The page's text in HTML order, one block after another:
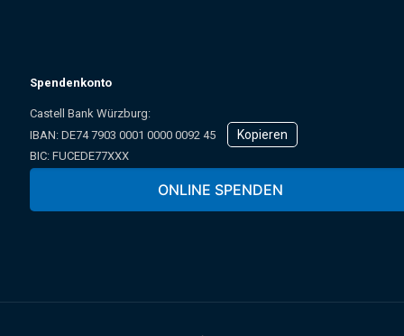
Spendenkonto
Castell Bank Würzburg:
IBAN: ­DE74 7903 0001 0000 0092 45
Kopieren
BIC: FUCEDE77XXX
Oder online über unser Spendenformular:
ONLINE SPENDEN